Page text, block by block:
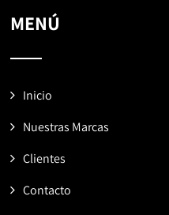
MENÚ
Inicio
Nuestras Marcas
Clientes
Contacto